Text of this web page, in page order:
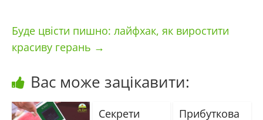
Буде цвісти пишно: лайфхак, як виростити
красиву герань →
Вас може зацікавити:
Секрети
Прибуткова